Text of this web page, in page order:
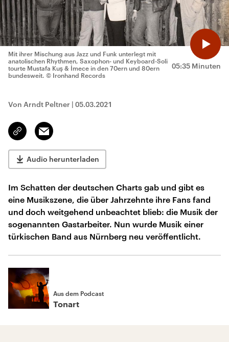
05:35 Minuten
Mit ihrer Mischung aus Jazz und Funk unterlegt mit
anatolischen Rhythmen, Saxophon- und Keyboard-Soli
tourte Mustafa Kuş & İmece in den 70ern und 80ern
bundesweit. © Ironhand Records
Von Arndt Peltner | 05.03.2021
Link
kopieren/teilen
Email
Audio herunterladen
Im Schatten der deutschen Charts gab und gibt es
eine Musikszene, die über Jahrzehnte ihre Fans fand
und doch weitgehend unbeachtet blieb: die Musik der
sogenannten Gastarbeiter. Nun wurde Musik einer
türkischen Band aus Nürnberg neu veröffentlicht.
Aus dem Podcast
Tonart